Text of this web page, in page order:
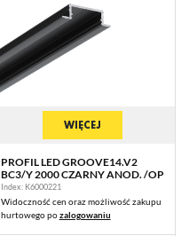
WIĘCEJ
PROFIL LED GROOVE14.V2
BC3/Y 2000 CZARNY ANOD. /OP
Index: K6000221
Widoczność cen oraz możliwość zakupu
hurtowego pozalogowaniu